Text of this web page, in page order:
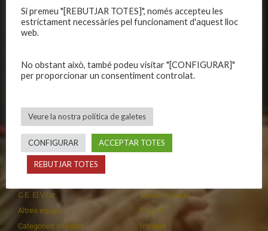
Publicacions
Avís legal
Política de galetes
Privadesa a les xarxes
Primer equip femení
Equips masculins
Escola
CALENDARIS
Primer Equip Masculí
Primer Equip Femení
C.E. El Vilar
Altres equips
Categories inferiors
INFORMACIONS
Actualitat
Documentació
Playoff
Intranet
Si premeu "[REBUTJAR TOTES]", només accepteu les
estrictament necessàries pel funcionament d'aquest lloc
web.
No obstant això, també podeu visitar "[CONFIGURAR]"
per proporcionar un consentiment controlat.
Veure la nostra política de galetes
CONFIGURAR ACCEPTAR TOTES
REBUTJAR TOTES